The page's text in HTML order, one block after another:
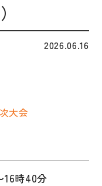
いて
2026.06.16
大会
16時40分